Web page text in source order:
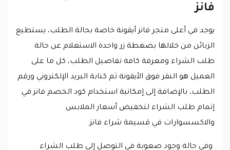
فانز
يوجد في أعلى متجر فانز أيقونة خاصة بحالة الطلب، يستطيع
الزبائن من خلالها بضغطة زر واحدة الاستعلام عن حالة
طلب الشراء ومعرفة كافة تفاصيل الطلب، كل ما على
العميل هو النقر فوق الأيقونة ثم كتابة البريد الإلكتروني ورقم
الطلب، بالإضافة إلى إمكانية استخدام كود الخصم فانز في
إتمام طلب الشراء لتخفيض أسعار الملابس
والاكسسوارات في قسيمة شراء فانز.
وفي حالة وجود صعوبة في التوصل إلى طلب الشراء